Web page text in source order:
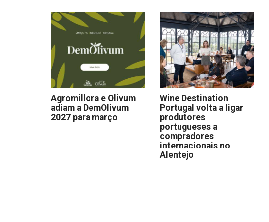
Agromillora e Olivum
adiam a DemOlivum
2027 para março
Wine Destination
Portugal volta a ligar
produtores
portugueses a
compradores
internacionais no
Alentejo